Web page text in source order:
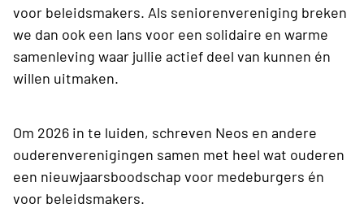
voor beleidsmakers. Als seniorenvereniging breken
we dan ook een lans voor een solidaire en warme
samenleving waar jullie actief deel van kunnen én
willen uitmaken.
Om 2026 in te luiden, schreven Neos en andere
ouderenverenigingen samen met heel wat ouderen
een nieuwjaarsboodschap voor medeburgers én
voor beleidsmakers.